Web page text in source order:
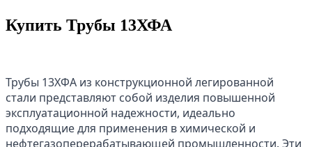
Купить Трубы 13ХФА
Трубы 13ХФА из конструкционной легированной
стали представляют собой изделия повышенной
эксплуатационной надежности, идеально
подходящие для применения в химической и
нефтегазоперерабатывающей промышленности. Эти